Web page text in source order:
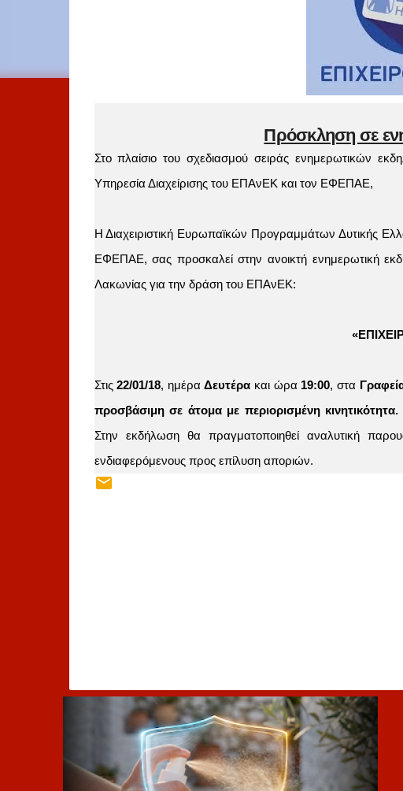
Πρόσκληση σε
Στο πλαίσιο του σχεδιασμού σειράς ενημερωτικών
Υπηρεσία Διαχείρισης του ΕΠΑνΕΚ και τον ΕΦΕΠΑΕ,
Η Διαχειριστική Ευρωπαϊκών Προγραμμάτων Δυτικής
ΕΦΕΠΑΕ, σας προσκαλεί στην ανοικτή ενημερωτική
Λακωνίας για την δράση του ΕΠΑνΕΚ:
Στις22/01/18, ημέραΔευτέρα και ώρα 19:00, στα
προσβάσιμη σε άτομα με περιορισμένη
Στην εκδήλωση θα πραγματοποιηθεί αναλυτική
ενδιαφερόμενους προς επίλυση αποριών.
λ